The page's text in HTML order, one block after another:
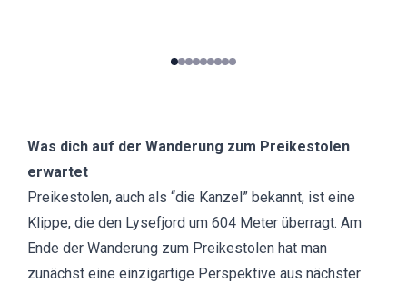
012345678
Was dich auf der Wanderung zum Preikestolen
erwartet
Preikestolen, auch als “die Kanzel” bekannt, ist eine
Klippe, die den Lysefjord um 604 Meter überragt. Am
Ende der Wanderung zum Preikestolen hat man
zunächst eine einzigartige Perspektive aus nächster